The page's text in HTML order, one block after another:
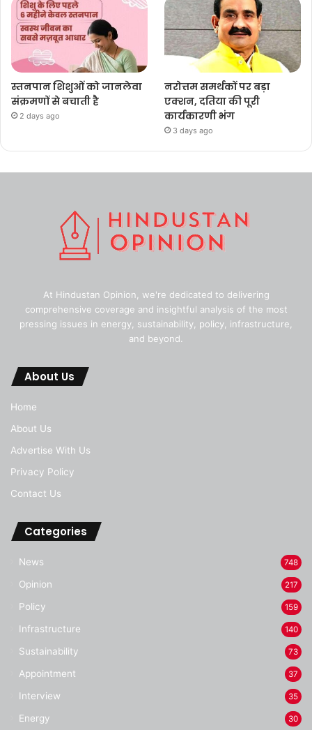
स्तनपान शिशुओं को जानलेवा
संक्रमणों से बचाती है
2 days ago
नरोत्तम समर्थकों पर बड़ा
एक्शन, दतिया की पूरी
कार्यकारणी भंग
3 days ago
At Hindustan Opinion, we're dedicated to delivering
comprehensive coverage and insightful analysis of the most
pressing issues in energy, sustainability, policy, infrastructure,
and beyond.
About Us
Home
About Us
Advertise With Us
Privacy Policy
Contact Us
Categories
News 748
Opinion 217
Policy 159
Infrastructure 140
Sustainability 73
Appointment 37
Interview 35
Energy 30